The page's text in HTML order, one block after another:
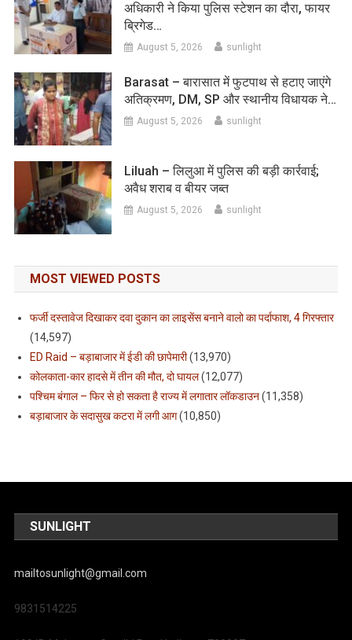
अधिकारी ने किया पुलिस स्टेशन का दौरा, फायर
ब्रिगेड…
August 5, 2026 sunlight
Barasat – बारासात में फुटपाथ से हटाए जाएंगे
अतिक्रमण, DM, SP और स्थानीय विधायक ने…
August 5, 2026 sunlight
Liluah – लिलुआ में पुलिस की बड़ी कार्रवाई;
अवैध शराब व बीयर जब्त
August 5, 2026 sunlight
MOST VIEWED POSTS
फर्जी दस्तावेज दिखाकर दवा दुकान का लाइसेंस बनाने वालो का पर्दाफाश, 4 गिरफ्तार
(14,597)
ED Raid – बड़ाबाजार में ईडी की छापेमारी(13,970)
कोलकाता-कार हादसे में तीन की मौत, दो घायल(12,077)
पश्चिम बंगाल – फिर से हो सकता है राज्य में लगातार लॉकडाउन(11,358)
बड़ाबाजार के सदासुख कटरा में लगी आग(10,850)
SUNLIGHT
mailtosunlight@gmail.com
9831514225